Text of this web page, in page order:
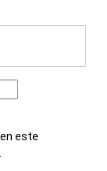
este